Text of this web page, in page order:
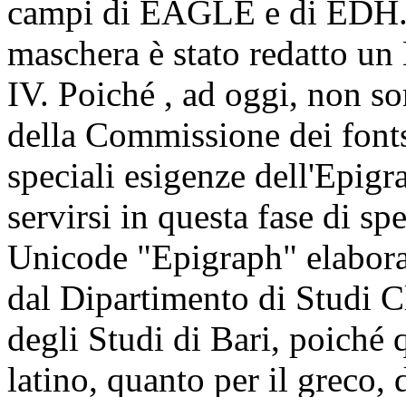
campi di EAGLE e di
maschera è stato redatto
IV. Poiché , ad oggi, non
della Commissione dei
speciali esigenze
servirsi in questa fase di
Unicode "Epigraph"
dal Dipartimento di Studi
degli Studi di Bari, poiché
latino, quanto per il